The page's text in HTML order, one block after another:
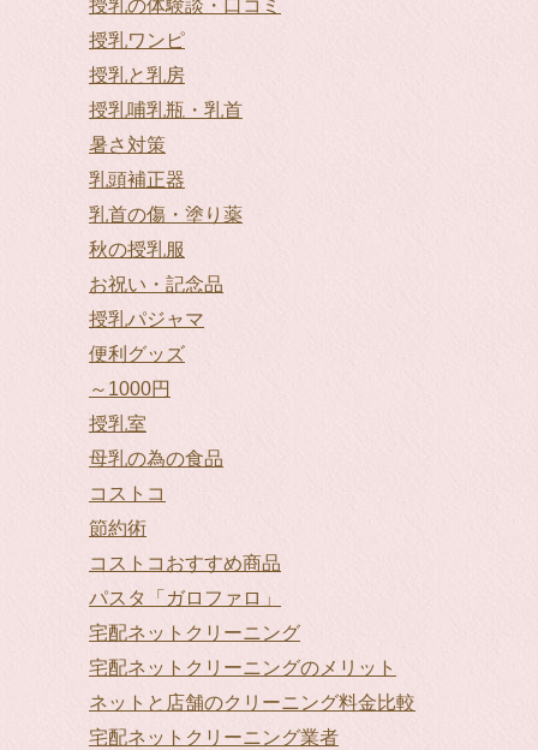
授乳の体験談・口コミ
授乳ワンピ
授乳と乳房
授乳哺乳瓶・乳首
暑さ対策
乳頭補正器
乳首の傷・塗り薬
秋の授乳服
お祝い・記念品
授乳パジャマ
便利グッズ
～1000円
授乳室
母乳の為の食品
コストコ
節約術
コストコおすすめ商品
パスタ「ガロファロ」
宅配ネットクリーニング
宅配ネットクリーニングのメリット
ネットと店舗のクリーニング料金比較
宅配ネットクリーニング業者